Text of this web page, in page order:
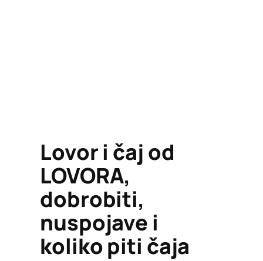
Lovor i čaj od
LOVORA,
dobrobiti,
nuspojave i
koliko piti čaja